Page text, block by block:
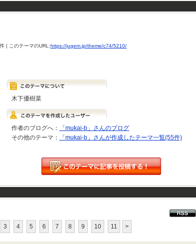
| このテーマのURL:https://jugem.jp/theme/c74/5210/
木下優樹菜
作者のブログへ：
「mukai-b」さんのブログ
その他のテーマ：
「mukai-b」さんが作成したテーマ一覧(55件)
3 4 5 6 7 8 9 10 11 >